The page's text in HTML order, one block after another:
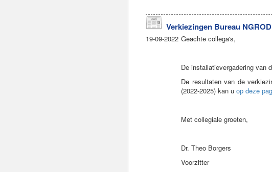
Verkiezingen Bureau
Geachte collega's,
De installatievergadering van
De resultaten van de
(2022-2025) kan u op deze
Met collegiale groeten,
Dr. Theo Borgers
Voorzitter
19-09-2022